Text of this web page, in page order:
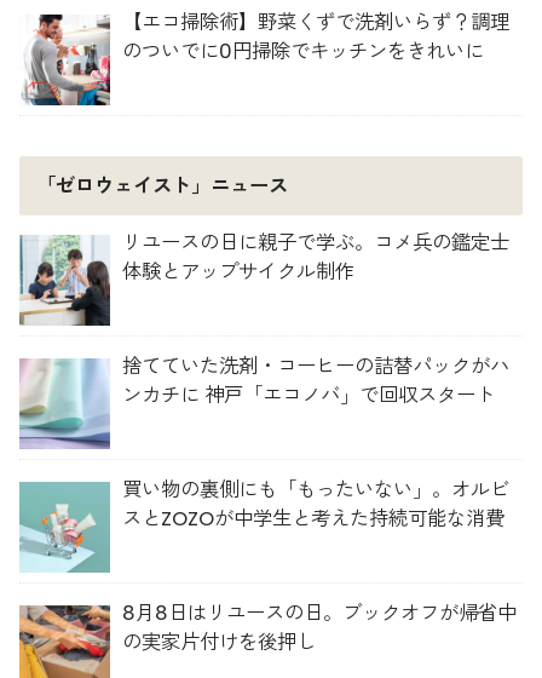
【エコ掃除術】野菜くずで洗剤いらず？調理
のついでに0円掃除でキッチンをきれいに
「ゼロウェイスト」ニュース
リユースの日に親子で学ぶ。コメ兵の鑑定士
体験とアップサイクル制作
捨てていた洗剤・コーヒーの詰替パックがハ
ンカチに 神戸「エコノバ」で回収スタート
買い物の裏側にも「もったいない」。オルビ
スとZOZOが中学生と考えた持続可能な消費
8月8日はリユースの日。ブックオフが帰省中
の実家片付けを後押し